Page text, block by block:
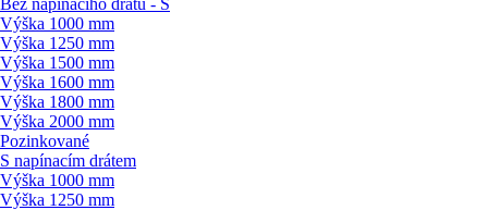
Bez napínacího drátu - S
Výška 1000 mm
Výška 1250 mm
Výška 1500 mm
Výška 1600 mm
Výška 1800 mm
Výška 2000 mm
Pozinkované
S napínacím drátem
Výška 1000 mm
Výška 1250 mm